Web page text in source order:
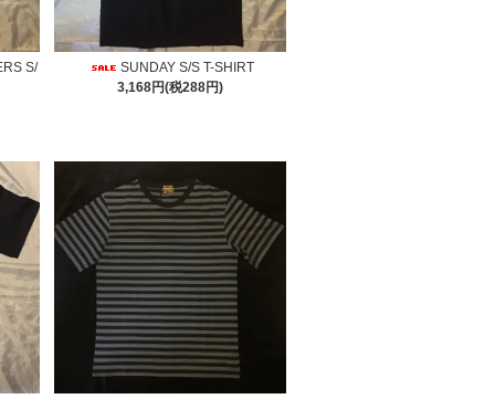
S/
SUNDAY S/S T-SHIRT
3,168円(税288円)